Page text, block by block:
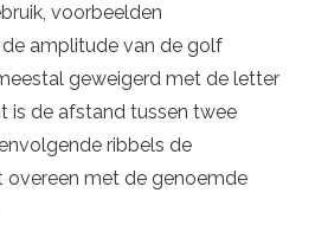
voorbeelden
amplitude van de golf
geweigerd met de letter
is de afstand tussen twee
ribbels de
met de genoemde